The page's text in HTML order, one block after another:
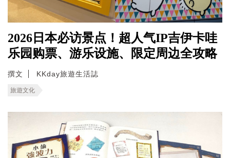
2026日本必访景点！超人气IP吉伊卡哇
乐园购票、游乐设施、限定周边全攻略
撰文 KKday旅遊生活誌
旅遊文化